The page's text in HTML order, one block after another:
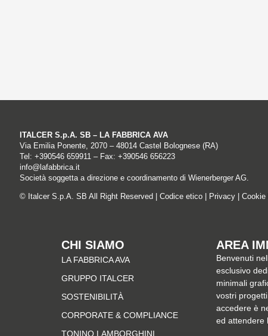
ITALCER S.p.A. SB – LA FABBRICA AVA
Via Emilia Ponente, 2070 – 48014 Castel Bolognese (RA)
Tel: +390546 659911– Fax: +390546 656223
info@lafabbrica.it
Società soggetta a direzione e coordinamento di Wienerberger AG.
© Italcer S.p.A. SB All Right Reserved | Codice etico| Privacy| Cookie
CHI SIAMO
LA FABBRICA AVA
GRUPPO ITALCER
SOSTENIBILITÀ
CORPORATE & COMPLIANCE
TONINO LAMBORGHINI
AREA
Benvenuti
esclusivo
minimali
vostri
accedere è
ed attendere